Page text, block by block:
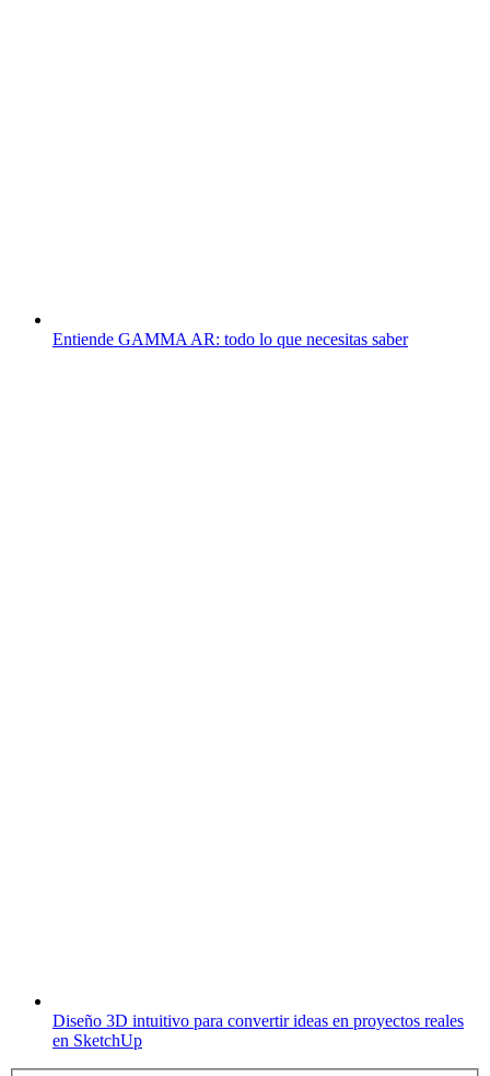
Entiende GAMMA AR: todo lo que necesitas saber
Diseño 3D intuitivo para convertir ideas en proyectos reales
en SketchUp